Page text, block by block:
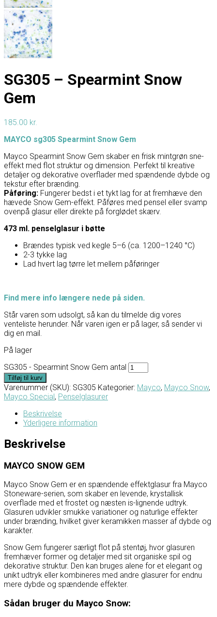
SG305 – Spearmint Snow
Gem
185.00 kr.
MAYCO sg305 Spearmint Snow Gem
Mayco Spearmint Snow Gem skaber en frisk mintgrøn sne-
effekt med flot struktur og dimension. Perfekt til kreative
detaljer og dekorative overflader med spændende dybde og
tekstur efter brænding.
Påføring: Fungerer bedst i et tykt lag for at fremhæve den
hævede Snow Gem-effekt. Påføres med pensel eller svamp
ovenpå glasur eller direkte på forglødet skærv.
473 ml. penselglasur i bøtte
Brændes typisk ved kegle 5–6 (ca. 1200–1240 °C)
2-3 tykke lag
Lad hvert lag tørre let mellem påføringer
Find mere info længere nede på siden.
Står varen som udsolgt, så kan du tilmelde dig vores
venteliste herunder. Når varen igen er på lager, så sender vi
dig en mail.
På lager
SG305 - Spearmint Snow Gem antal
Tilføj til kurv
Varenummer (SKU): SG305 Kategorier: Mayco, Mayco Snow,
Mayco Special, Penselglasurer
Beskrivelse
Yderligere information
Beskrivelse
MAYCO SNOW GEM
Mayco Snow Gem er en spændende effektglasur fra Mayco
Stoneware-serien, som skaber en levende, krystallisk
overflade med et frostet og næsten is-lignende udtryk.
Glasuren udvikler smukke variationer og naturlige effekter
under brænding, hvilket giver keramikken masser af dybde og
karakter.
Snow Gem fungerer særligt flot på stentøj, hvor glasuren
fremhæver former og detaljer med sit organiske spil og
dekorative struktur. Den kan bruges alene for et elegant og
unikt udtryk eller kombineres med andre glasurer for endnu
mere dybde og spændende effekter.
Sådan bruger du Mayco Snow: